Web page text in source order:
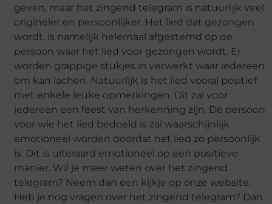
geven, maar het zingend telegram is natuurlijk veel
origineler en persoonlijker. Het lied dat gezongen
wordt, is namelijk helemaal afgestemd op de
persoon waar het lied voor gezongen wordt. Er
worden grappige stukjes in verwerkt waar iedereen
om kan lachen. Natuurlijk is het lied vooral positief
met enkele leuke opmerkingen. Dit zal voor
iedereen een feest van herkenning zijn. De persoon
voor wie het lied bedoeld is zal waarschijnlijk
emotioneel worden doordat het lied zo persoonlijk
is. Dit is uiteraard emotioneel op een positieve
manier. Wil je meer weten over het zingend
telegram? Neem dan een kijkje op onze website.
Heb je nog vragen over het zingend telegram? Dan